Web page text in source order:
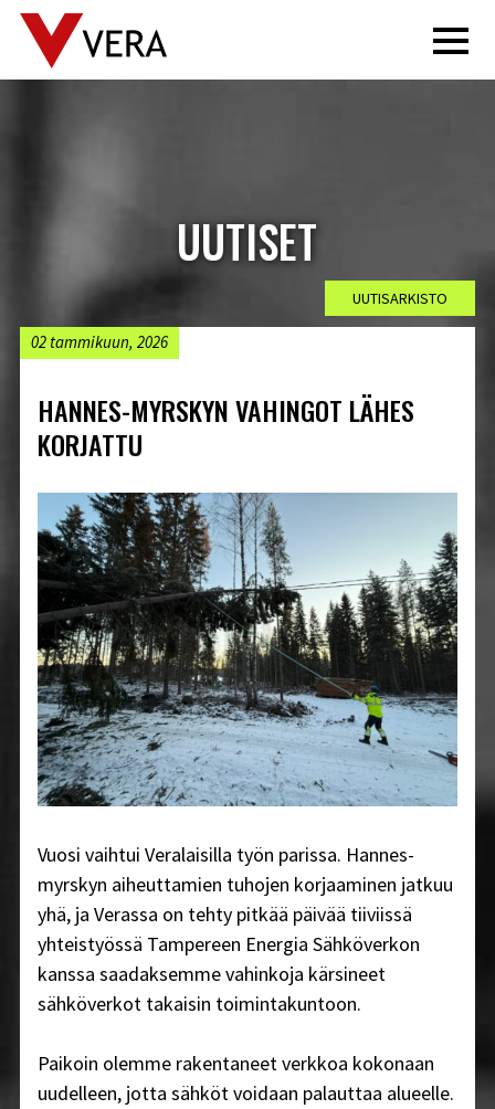
menu
UUTISET
UUTISARKISTO
02 tammikuun, 2026
HANNES-MYRSKYN VAHINGOT LÄHES
KORJATTU
Vuosi vaihtui Veralaisilla työn parissa. Hannes-
myrskyn aiheuttamien tuhojen korjaaminen jatkuu
yhä, ja Verassa on tehty pitkää päivää tiiviissä
yhteistyössä Tampereen Energia Sähköverkon
kanssa saadaksemme vahinkoja kärsineet
sähköverkot takaisin toimintakuntoon.
Paikoin olemme rakentaneet verkkoa kokonaan
uudelleen, jotta sähköt voidaan palauttaa alueelle.